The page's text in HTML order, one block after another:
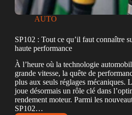
AUTO
SP102 : Tout ce qu’il faut connaître
haute performance
À l’heure où la technologie
grande vitesse, la quête de
plus aux seuls réglages mécaniques.
joue désormais un rôle clé dans
rendement moteur. Parmi les
SP102…